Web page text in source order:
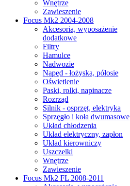
Wnętrze
Zawieszenie
Focus Mk2 2004-2008
Akcesoria, wyposażenie
dodatkowe
Filtry
Hamulce
Nadwozie
Napęd - łożyska, półosie
Oświetlenie
Paski, rolki, napinacze
Rozrząd
Silnik - osprzęt, elektryka
Sprzęgło i koła dwumasowe
Układ chłodzenia
Układ elektryczny, zapłon
Układ kierowniczy
Uszczelki
Wnętrze
Zawieszenie
Focus Mk2 FL 2008-2011